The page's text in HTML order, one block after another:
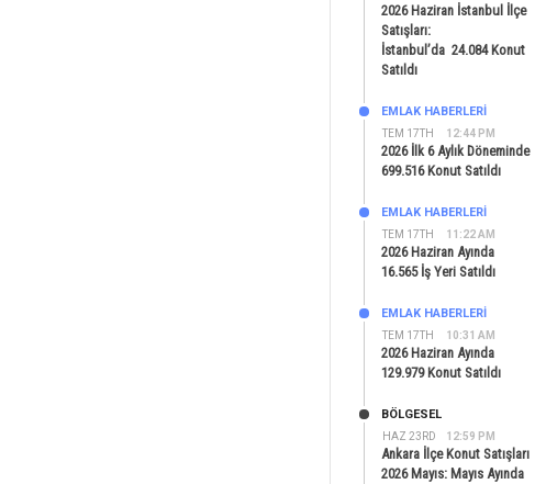
2026 Haziran İstanbul İlçe
Satışları:
İstanbul’da 24.084 Konut
Satıldı
TEM 17TH 12:44 PM
EMLAK HABERLERI
2026 İlk 6 Aylık Döneminde
699.516 Konut Satıldı
TEM 17TH 11:22 AM
EMLAK HABERLERI
2026 Haziran Ayında
16.565 İş Yeri Satıldı
TEM 17TH 10:31 AM
EMLAK HABERLERI
2026 Haziran Ayında
129.979 Konut Satıldı
HAZ 23RD 12:59 PM
BÖLGESEL
Ankara İlçe Konut Satışları
2026 Mayıs: Mayıs Ayında